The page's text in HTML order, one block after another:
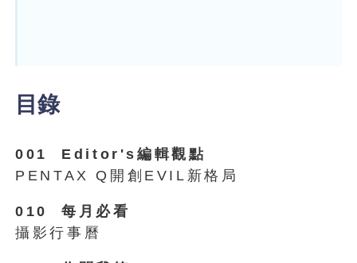
目錄
001 Editor's編輯觀點
PENTAX Q開創EVIL新格局
010 每月必看
攝影行事曆